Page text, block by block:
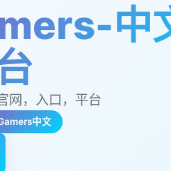
中
网，入口，平台
中文